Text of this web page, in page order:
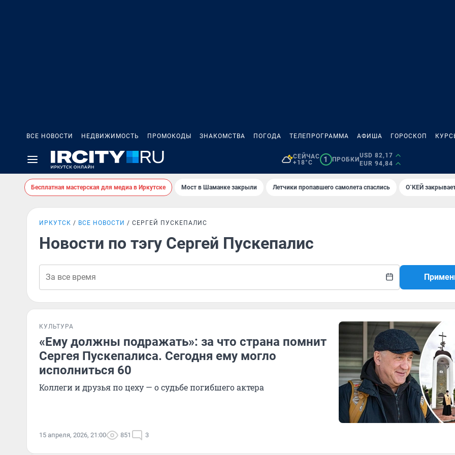
ВСЕ НОВОСТИ НЕДВИЖИМОСТЬ ПРОМОКОДЫ ЗНАКОМСТВА ПОГОДА ТЕЛЕПРОГРАММА АФИША ГОРОСКОП
СЕЙЧАС
+18°C
1 ПРОБКИ
USD 82,17
EUR 94,84
Бесплатная мастерская для медиа в Иркутске Мост в Шаманке закрыли Летчики пропавшего самолета спаслись О`КЕЙ
ИРКУТСК ВСЕ НОВОСТИ СЕРГЕЙ ПУСКЕПАЛИС
Новости по тэгу Сергей Пускепалис
КУЛЬТУРА
«Ему должны подражать»: за что страна помнит
Сергея Пускепалиса. Сегодня ему могло
исполниться 60
Коллеги и друзья по цеху — о судьбе погибшего актера
15 апреля, 2026, 21:00 851 3